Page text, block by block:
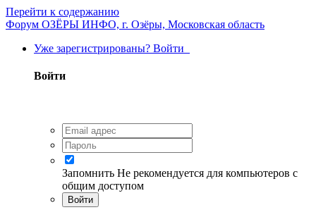
Перейти к содержанию
Форум ОЗЁРЫ ИНФО, г. Озёры, Московская область
Уже зарегистрированы? Войти
Войти
Запомнить Не рекомендуется для компьютеров с
общим доступом
Войти